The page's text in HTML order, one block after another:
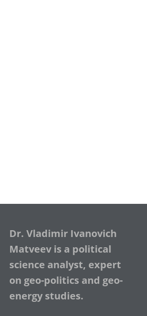
Dr. Vladimir Ivanovich
Matveev is a political
science analyst, expert
on geo-politics and geo-
energy studies.